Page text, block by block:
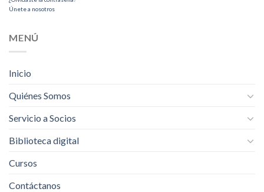
Únete a nosotros
MENÚ
Inicio
Quiénes Somos
Servicio a Socios
Biblioteca digital
Cursos
Contáctanos